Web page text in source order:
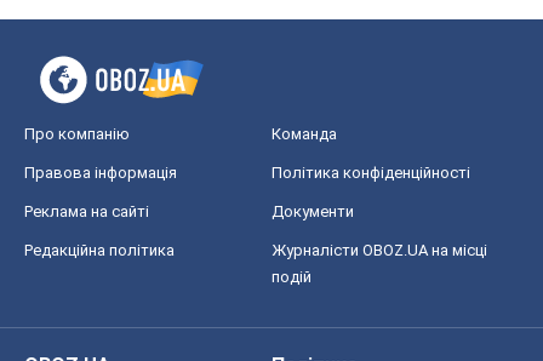
Про компанію Команда
Правова інформація Політика конфіденційності
Реклама на сайті Документи
Редакційна політика
Журналісти OBOZ.UA на місці
подій